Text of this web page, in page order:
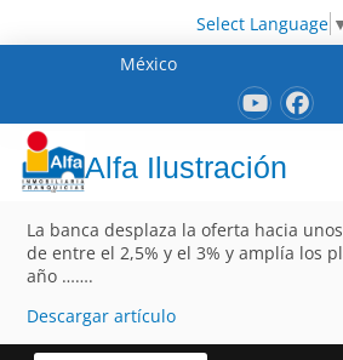
Select Language
México
Alfa Ilustración
La banca desplaza la oferta hacia
de entre el 2,5% y el 3% y amplía los
año …….
Descargar artículo